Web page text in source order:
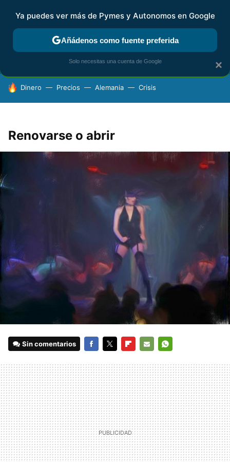
FISCALIDAD Y CONTABILIDAD KIT DIGITAL RENTA
HOY SE HABLA DE
Dinero Precios Alemania Crisis
Renovarse o abrir
Sin comentarios
MAIL
×
Ya puedes ver más de Pymes y Autonomos en Google
Añádenos como fuente preferida
Solo necesitas una cuenta de Google